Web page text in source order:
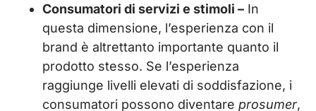
Consumatori di servizi e stimoli – In
questa dimensione, l’esperienza con il
brand è altrettanto importante quanto il
prodotto stesso. Se l’esperienza
raggiunge livelli elevati di soddisfazione, i
consumatori possono diventare prosumer,